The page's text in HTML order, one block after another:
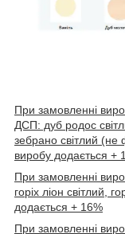
При замовленні
ДСП: дуб родос
зебрано світлий
виробу додається +
При замовленні
горіх ліон світлий,
додається + 16%
При замовленні